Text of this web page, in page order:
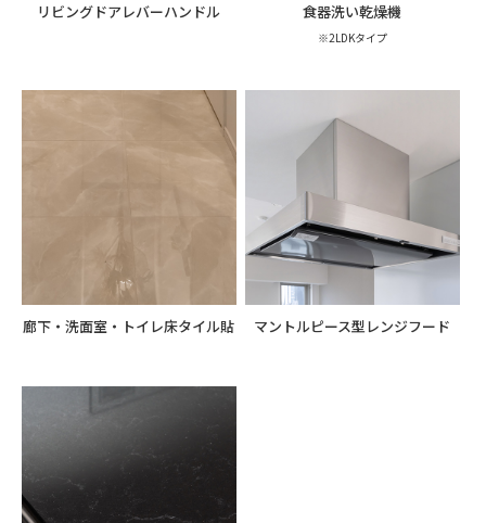
リビングドアレバーハンドル 食器洗い乾燥機
※2LDKタイプ
廊下・洗面室・トイレ床タイル貼 マントルピース型レンジフード